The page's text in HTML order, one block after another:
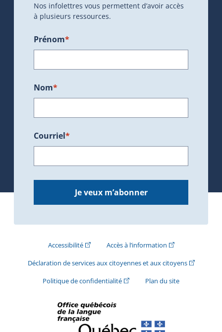
Nos infolettres vous permettent d’avoir accès
à plusieurs ressources.
Prénom*
Nom*
Courriel*
Je veux m’abonner
Accessibilité(Cet hyperlien externe s'ouvrira dans une
Accès à l’information(Cet hyperlien
Déclaration de services aux citoyennes et aux citoyens(Cet
Politique de confidentialité(Cet hyperlien externe s'ouvrira
Plan du site